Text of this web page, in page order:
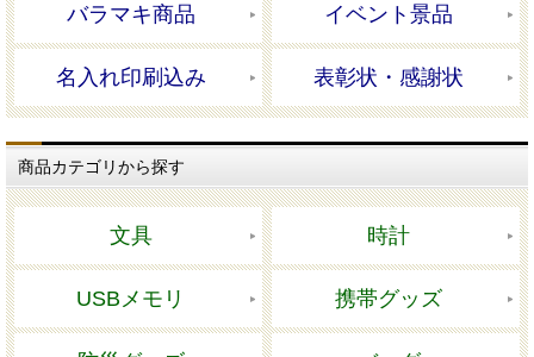
バラマキ商品 イベント景品
名入れ印刷込み 表彰状・感謝状
商品カテゴリから探す
文具 時計
USBメモリ 携帯グッズ